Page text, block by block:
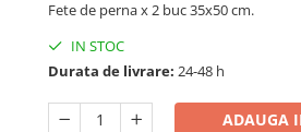
Fete de perna x 2 buc 35x50 cm.
IN STOC
Durata de livrare: 24-48 h
ADAUGA